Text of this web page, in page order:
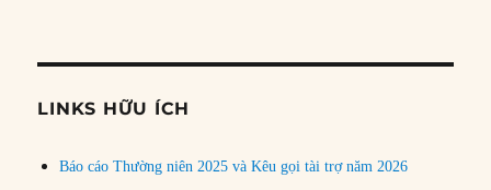
đề
LINKS HỮU ÍCH
Báo cáo Thường niên 2025 và Kêu gọi tài trợ năm 2026